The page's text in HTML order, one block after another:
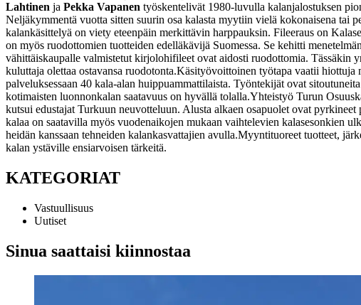
Lahtinen ja Pekka Vapanen työskentelivät 1980-luvulla kalanjalostuksen
Neljäkymmentä vuotta sitten suurin osa kalasta myytiin vielä kokonaisena tai
kalankäsittelyä on viety eteenpäin merkittävin harppauksin. Fileeraus on
on myös ruodottomien tuotteiden edelläkävijä Suomessa. Se kehitti
vähittäiskaupalle valmistetut kirjolohifileet ovat aidosti ruodottomia. Tässäkin
kuluttaja olettaa ostavansa ruodotonta.Käsityövoittoinen työtapa vaatii hiottuja
palveluksessaan 40 kala-alan huippuammattilaista. Työntekijät ovat
kotimaisten luonnonkalan saatavuus on hyvällä tolalla.Yhteistyö Turun
kutsui edustajat Turkuun neuvotteluun. Alusta alkaen osapuolet ovat
kalaa on saatavilla myös vuodenaikojen mukaan vaihtelevien kalasesonkien
heidän kanssaan tehneiden kalankasvattajien avulla.Myyntituoreet tuotteet,
kalan ystäville ensiarvoisen tärkeitä.
KATEGORIAT
Vastuullisuus
Uutiset
Sinua saattaisi kiinnostaa